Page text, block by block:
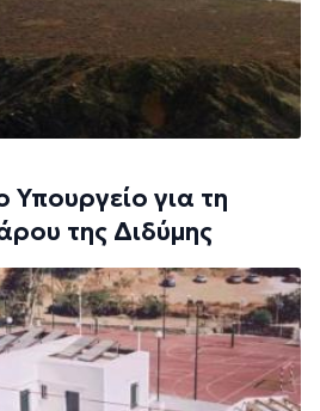
Υπουργείο για τη
της Διδύμης